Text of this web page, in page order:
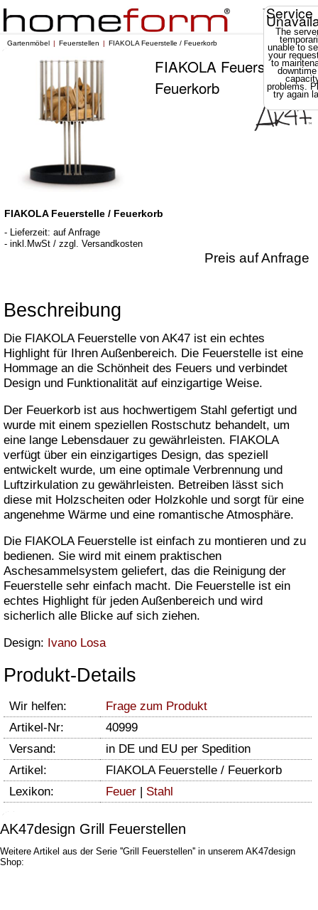
Service
The
unable to
your
to
problems.
try again
Gartenmöbel Feuerstellen FIAKOLA Feuerstelle / Feuerkorb
FIAKOLA Feuerstelle /
Feuerkorb
FIAKOLA Feuerstelle / Feuerkorb
- Lieferzeit: auf Anfrage
- inkl.MwSt / zzgl. Versandkosten
Preis auf Anfrage
Beschreibung
Die FIAKOLA Feuerstelle von AK47 ist ein echtes
Highlight für Ihren Außenbereich. Die Feuerstelle ist eine
Hommage an die Schönheit des Feuers und verbindet
Design und Funktionalität auf einzigartige Weise.
Der Feuerkorb ist aus hochwertigem Stahl gefertigt und
wurde mit einem speziellen Rostschutz behandelt, um
eine lange Lebensdauer zu gewährleisten. FIAKOLA
verfügt über ein einzigartiges Design, das speziell
entwickelt wurde, um eine optimale Verbrennung und
Luftzirkulation zu gewährleisten. Betreiben lässt sich
diese mit Holzscheiten oder Holzkohle und sorgt für eine
angenehme Wärme und eine romantische Atmosphäre.
Die FIAKOLA Feuerstelle ist einfach zu montieren und zu
bedienen. Sie wird mit einem praktischen
Aschesammelsystem geliefert, das die Reinigung der
Feuerstelle sehr einfach macht. Die Feuerstelle ist ein
echtes Highlight für jeden Außenbereich und wird
sicherlich alle Blicke auf sich ziehen.
Design: Ivano Losa
Produkt-Details
Wir helfen:
Frage zum Produkt
Artikel-Nr:
40999
Versand:
in DE und EU per Spedition
Artikel:
FIAKOLA Feuerstelle / Feuerkorb
Lexikon:
Feuer | Stahl
AK47design Grill Feuerstellen
Weitere Artikel aus der Serie ''Grill Feuerstellen'' in unserem AK47design
Shop: